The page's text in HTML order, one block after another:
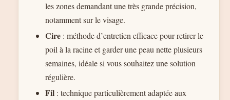
les zones demandant une très grande précision,
notamment sur le visage.
Cire : méthode d’entretien efficace pour retirer le
poil à la racine et garder une peau nette plusieurs
semaines, idéale si vous souhaitez une solution
régulière.
Fil : technique particulièrement adaptée aux